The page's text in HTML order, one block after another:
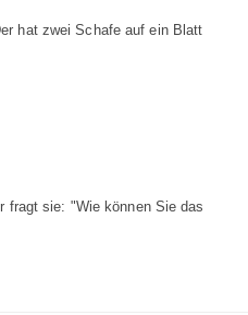
hat zwei Schafe auf ein Blatt
fragt sie: "Wie können Sie das